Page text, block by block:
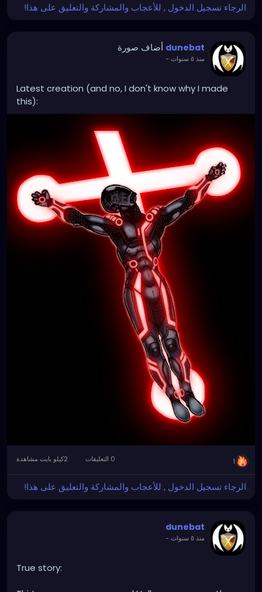
الرجاء تسجيل الدخول , للأعجاب والمشاركة والتعليق على هذا!
dunebat أضاف صورة
منذ ٥ سنوات -
Latest creation (and no, I don't know why I made
this):
1
الرجاء تسجيل الدخول , للأعجاب والمشاركة والتعليق على هذا!
dunebat
منذ ٥ سنوات -
True story: